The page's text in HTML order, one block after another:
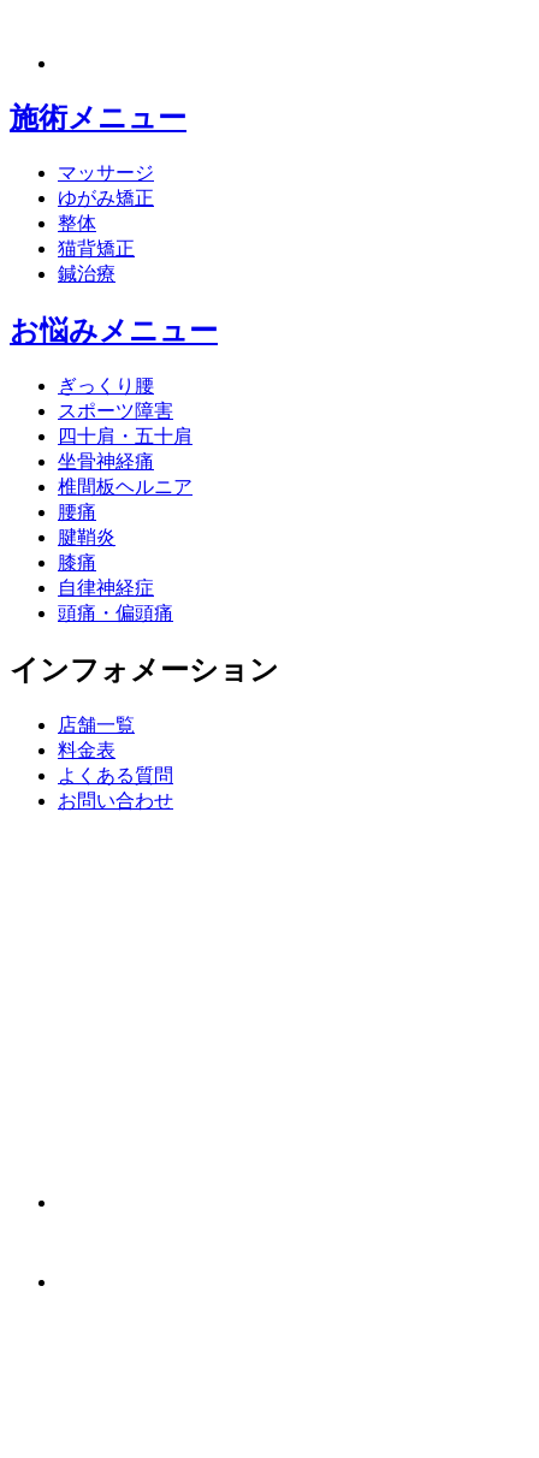
施術メニュー
マッサージ
ゆがみ矯正
整体
猫背矯正
鍼治療
お悩みメニュー
ぎっくり腰
スポーツ障害
四十肩・五十肩
坐骨神経痛
椎間板ヘルニア
腰痛
腱鞘炎
膝痛
自律神経症
頭痛・偏頭痛
インフォメーション
店舗一覧
料金表
よくある質問
お問い合わせ